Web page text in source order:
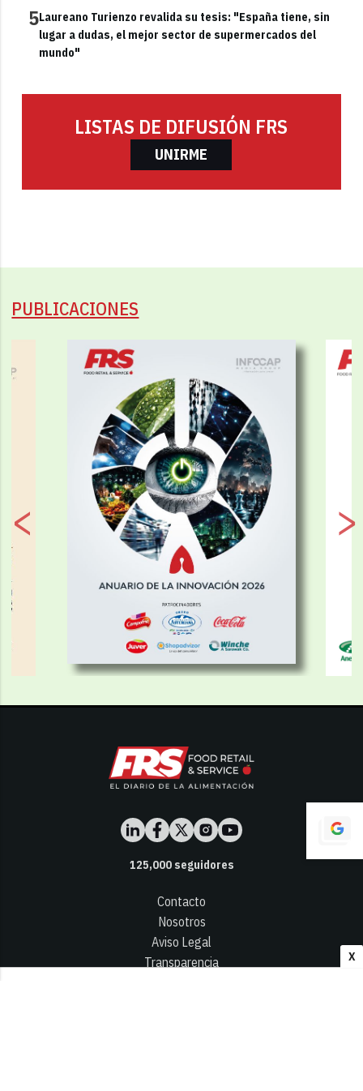
X
5Laureano Turienzo revalida su tesis: "España tiene, sin
lugar a dudas, el mejor sector de supermercados del
mundo"
LISTAS DE DIFUSIÓN FRS
UNIRME
PUBLICACIONES
125,000seguidores
Contacto
Nosotros
Aviso Legal
Transparencia